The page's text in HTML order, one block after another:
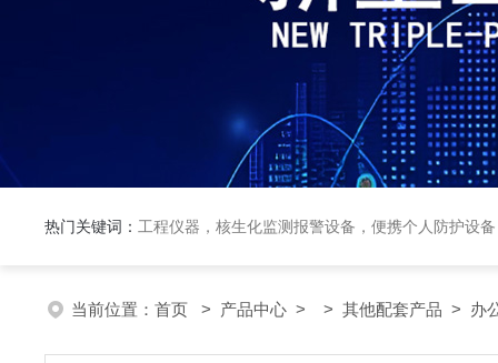
热门关键词： 工程仪器，核生化监测报警设备，便携个人防护设
当前位置： 首页 > 产品中心 > > 其他配套产品 > 办